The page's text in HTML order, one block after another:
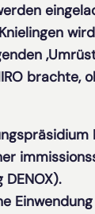
brachte,